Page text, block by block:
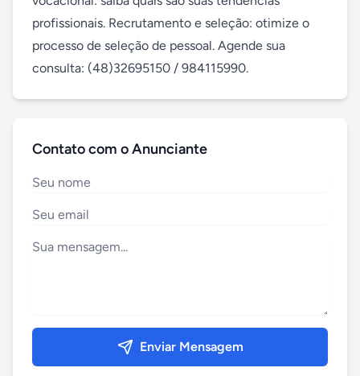
profissionais. Recrutamento e seleção: otimize o
processo de seleção de pessoal. Agende sua
consulta: (48)32695150 / 984115990.
Contato com o Anunciante
Enviar Mensagem